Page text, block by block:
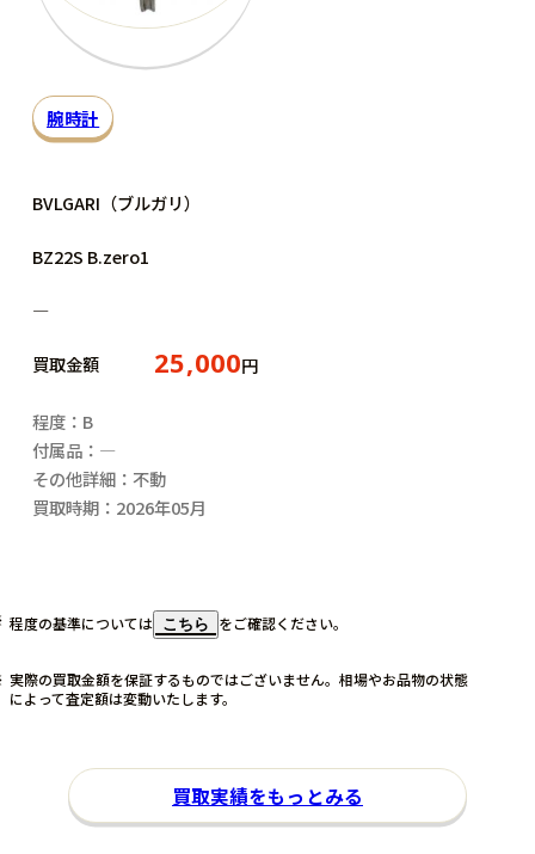
腕時計
BVLGARI（ブルガリ）
BZ22S B.zero1
―
買取金額 25,000円
程度：B
付属品：―
その他詳細：不動
買取時期：2026年05月
程度の基準については こちら をご確認ください。
実際の買取金額を保証するものではございません。相場やお品物の状態
によって査定額は変動いたします。
買取実績をもっとみる